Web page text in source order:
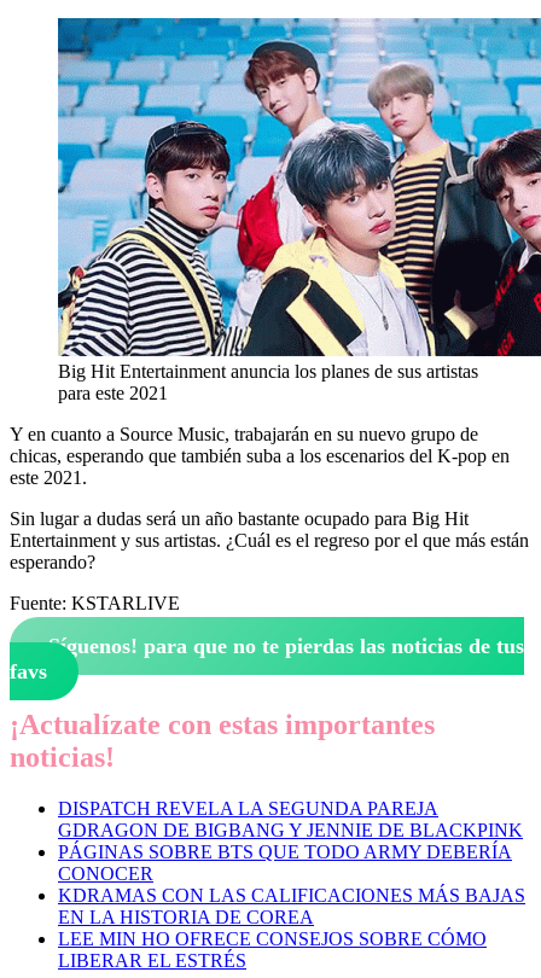
Big Hit Entertainment anuncia los planes de sus artistas
para este 2021
Y en cuanto a Source Music, trabajarán en su nuevo grupo de
chicas, esperando que también suba a los escenarios del K-pop en
este 2021.
Sin lugar a dudas será un año bastante ocupado para Big Hit
Entertainment y sus artistas. ¿Cuál es el regreso por el que más están
esperando?
Fuente: KSTARLIVE
¡Síguenos! para que no te pierdas las noticias de tus
favs
¡Actualízate con estas importantes
noticias!
DISPATCH REVELA LA SEGUNDA PAREJA
GDRAGON DE BIGBANG Y JENNIE DE BLACKPINK
PÁGINAS SOBRE BTS QUE TODO ARMY DEBERÍA
CONOCER
KDRAMAS CON LAS CALIFICACIONES MÁS BAJAS
EN LA HISTORIA DE COREA
LEE MIN HO OFRECE CONSEJOS SOBRE CÓMO
LIBERAR EL ESTRÉS